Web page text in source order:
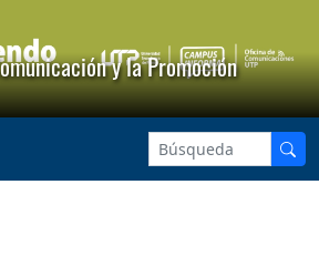
y la Promoción